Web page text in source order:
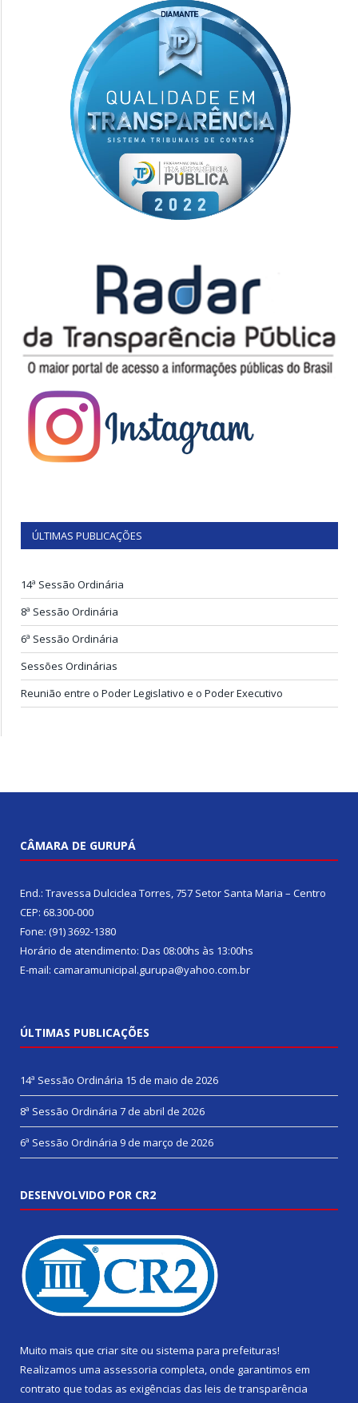
ÚLTIMAS PUBLICAÇÕES
14ª Sessão Ordinária
8ª Sessão Ordinária
6ª Sessão Ordinária
Sessões Ordinárias
Reunião entre o Poder Legislativo e o Poder Executivo
CÂMARA DE GURUPÁ
End.: Travessa Dulciclea Torres, 757 Setor Santa Maria – Centro
CEP: 68.300-000
Fone: (91) 3692-1380
Horário de atendimento: Das 08:00hs às 13:00hs
E-mail: camaramunicipal.gurupa@yahoo.com.br
ÚLTIMAS PUBLICAÇÕES
14ª Sessão Ordinária 15 de maio de 2026
8ª Sessão Ordinária 7 de abril de 2026
6ª Sessão Ordinária 9 de março de 2026
DESENVOLVIDO POR CR2
Muito mais que criar site ou sistema para prefeituras!
Realizamos uma assessoria completa, onde garantimos em
contrato que todas as exigências das leis de transparência